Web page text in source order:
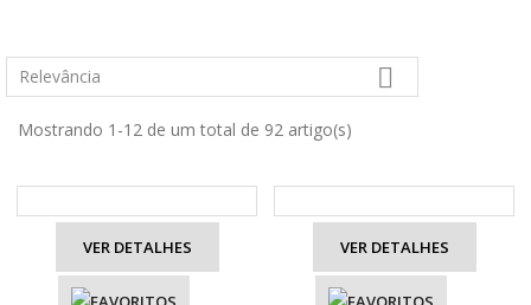
Relevância 
Mostrando 1-12 de um total de 92 artigo(s)
VER DETALHES VER DETALHES